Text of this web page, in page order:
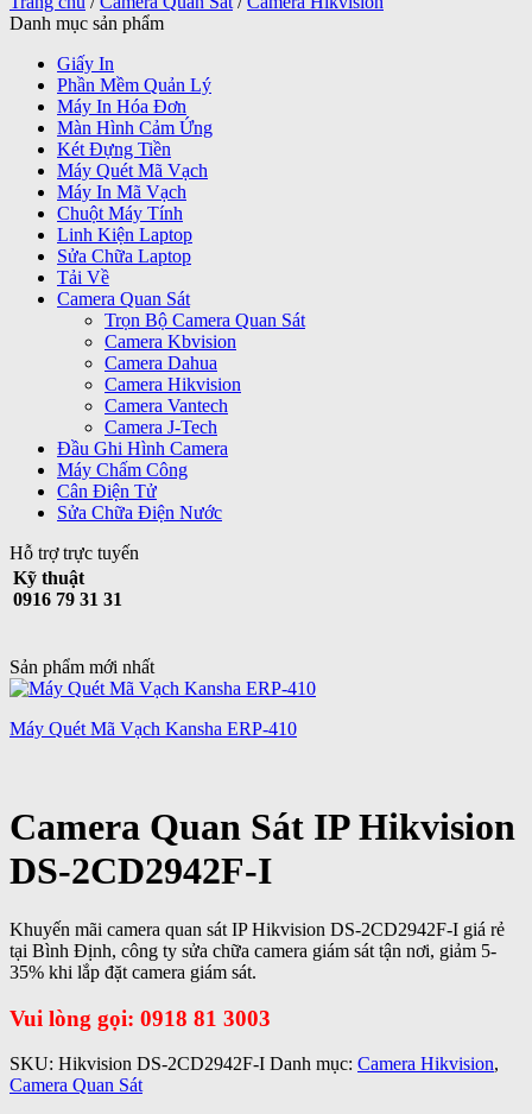
Danh mục sản phẩm
Giấy In
Phần Mềm Quản Lý
Máy In Hóa Đơn
Màn Hình Cảm Ứng
Két Đựng Tiền
Máy Quét Mã Vạch
Máy In Mã Vạch
Chuột Máy Tính
Linh Kiện Laptop
Sửa Chữa Laptop
Tải Về
Camera Quan Sát
Trọn Bộ Camera Quan Sát
Camera Kbvision
Camera Dahua
Camera Hikvision
Camera Vantech
Camera J-Tech
Đầu Ghi Hình Camera
Máy Chấm Công
Cân Điện Tử
Sửa Chữa Điện Nước
Hỗ trợ trực tuyến
Kỹ thuật
0916 79 31 31
Sản phẩm mới nhất
Máy Quét Mã Vạch Kansha ERP-410
Camera Quan Sát IP Hikvision
DS-2CD2942F-I
Khuyến mãi camera quan sát IP Hikvision DS-2CD2942F-I giá rẻ
tại Bình Định, công ty sửa chữa camera giám sát tận nơi, giảm 5-
35% khi lắp đặt camera giám sát.
Vui lòng gọi: 0918 81 3003
SKU: Hikvision DS-2CD2942F-I Danh mục: Camera Hikvision,
Camera Quan Sát